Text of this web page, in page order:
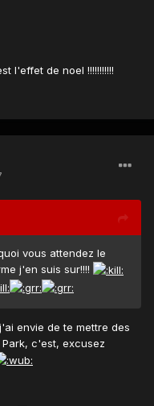
l'effet de noel !!!!!!!!!!!
vous attendez le
j'en suis sur!!!!
envie de te mettre des
Park, c'est, excusez